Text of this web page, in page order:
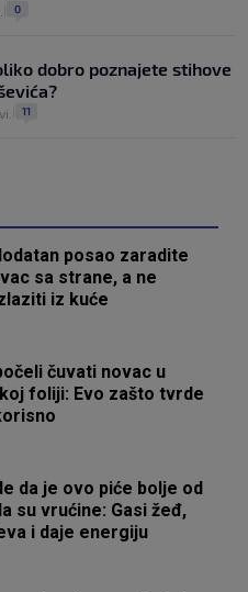
0
dobro poznajete stihove
11
posao zaradite
sa strane, a ne
iz kuće
čuvati novac u
foliji: Evo zašto tvrde
da je ovo piće bolje od
su vrućine: Gasi žeđ,
i daje energiju